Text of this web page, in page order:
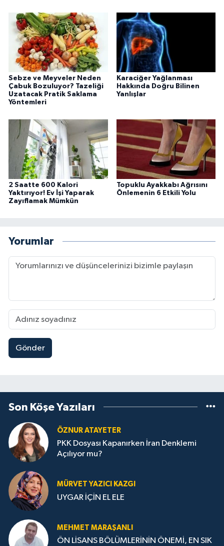
Sebze ve Meyveler Neden
Çabuk Bozuluyor? Tazeliği
Uzatacak Pratik Saklama
Yöntemleri
Karaciğer Yağlanması
Hakkında Doğru Bilinen
Yanlışlar
2 Saatte 600 Kalori
Yaktırıyor! Ev İşi Yaparak
Zayıflamak Mümkün
Topuklu Ayakkabı Ağrısını
Önlemenin 6 Etkili Yolu
Yorumlar
Gönder
Son Köşe Yazıları
ÖZNUR ATAYETER
PKK Dosyası Kapanırken İran Denklemi
Açılıyor mu?
MÜRVET YAZICI KAZGI
UYGAR İÇİN EL ELE
MEHMET MARAŞANLI
ÖN LİSANS BÖLÜMLERİNİN ÖNEMİ, EN SIK